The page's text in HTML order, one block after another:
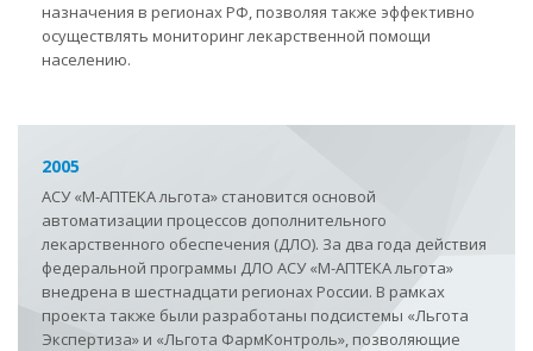
назначения в регионах РФ, позволяя также эффективно
осуществлять мониторинг лекарственной помощи
населению.
2005
АСУ «М-АПТЕКА льгота» становится основой
автоматизации процессов дополнительного
лекарственного обеспечения (ДЛО). За два года действия
федеральной программы ДЛО АСУ «М-АПТЕКА льгота»
внедрена в шестнадцати регионах России. В рамках
проекта также были разработаны подсистемы «Льгота
Экспертиза» и «Льгота ФармКонтроль», позволяющие